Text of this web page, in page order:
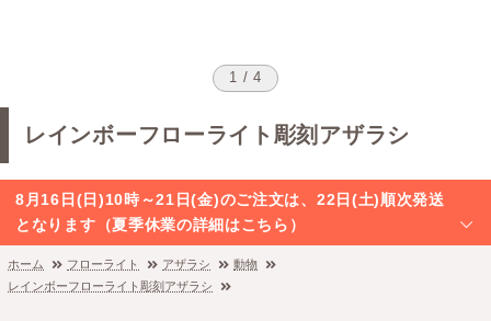
1 / 4
レインボーフローライト彫刻アザラシ
8月16日(日)10時～21日(金)のご注文は、22日(土)順次発送
となります（夏季休業の詳細はこちら）
ホーム フローライト アザラシ
動物
レインボーフローライト彫刻アザラシ